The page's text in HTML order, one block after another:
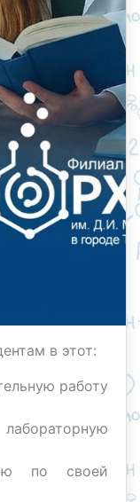
в этот:
работу
по своей